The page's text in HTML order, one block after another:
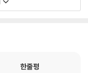
보기 전에 너무 많이 본 나
로 우리 사랑의 마땅한 형
할머니의 가구들을 어루
이한 존재로 만드는 순환
잡고 홍콩의 번화가를 걸
한줄평